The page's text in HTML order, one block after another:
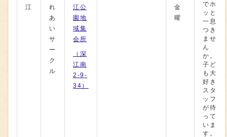
江
れ
あ
い
サ
ー
ク
ル
江公
園地
域集
会所
（深
江南
2-9-
34）
金
曜
でホ
ッと
一息
つき
ませ
ん
か。
子ど
も大
好き
スタ
ッフ
が待
って
いま
す。